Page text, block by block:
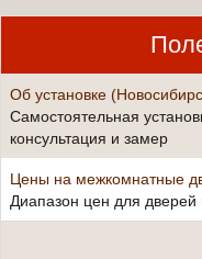
Об установке
Самостоятельная
консультация и замер
Цены на межкомнатные
Диапазон цен для дверей